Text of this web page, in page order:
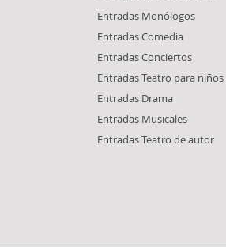
Entradas Monólogos
Entradas Comedia
Entradas Conciertos
Entradas Teatro para niños
Entradas Drama
Entradas Musicales
Entradas Teatro de autor